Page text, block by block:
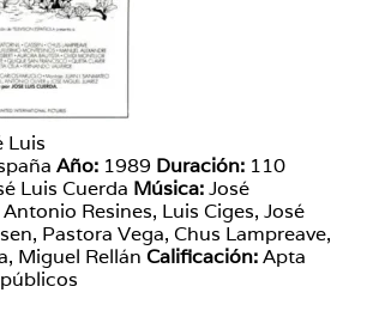
Luis
Año: 1989 Duración: 110
Luis Cuerda Música:José
Antonio Resines, Luis Ciges, José
Pastora Vega, Chus Lampreave,
Miguel Rellán Calificación:Apta